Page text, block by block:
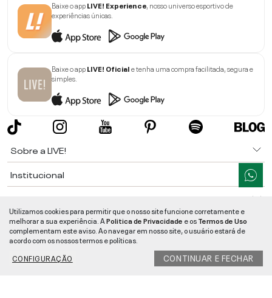
Baixe o appLIVE! Experience , nosso universo esportivo de
experiências únicas.
Baixe o appLIVE! Oficiale tenha uma compra facilitada, segura e
simples.
Sobre a LIVE!
Institucional
Ajuda
Segurança e Qualidade
LIVE!©2026- TODOS OS DIREITOS RESERVADOS -RUA MANOEL FRANCISCO
Utilizamos cookies para permitir que o nosso site funcione corretamente e
melhorar a sua experiência. APolitica de Privacidade e osTermos de Uso
complementam este aviso. Ao navegar em nosso site, o usuário estará de
acordo com os nossos termos e políticas.
CONFIGURAÇÃO
CONTINUAR E FECHAR